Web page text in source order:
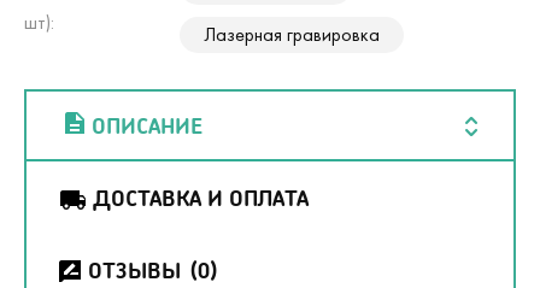
шт):
Лазерная гравировка
ОПИСАНИЕ
ДОСТАВКА И ОПЛАТА
ОТЗЫВЫ (0)